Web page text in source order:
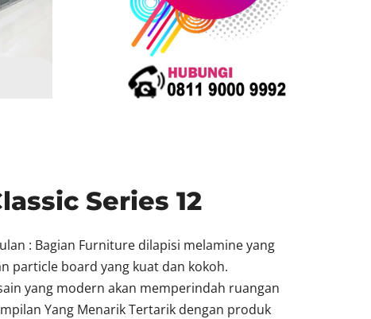
Series 12
: Bagian Furniture dilapisi melamine yang
particle board yang kuat dan kokoh.
yang modern akan memperindah ruangan
Yang Menarik Tertarik dengan produk